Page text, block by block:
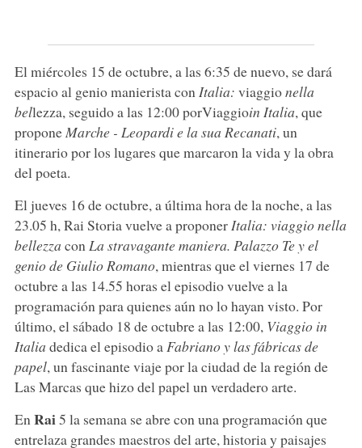
El miércoles 15 de octubre, a las 6:35 de nuevo, se dará
espacio al genio manierista con Italia: viaggionella
bellezza, seguido a las 12:00 porViaggioin Italia, que
propone Marche - Leopardi e la sua Recanati, un
itinerario por los lugares que marcaron la vida y la obra
del poeta.
El jueves 16 de octubre, a última hora de la noche, a las
23.05 h, Rai Storia vuelve a proponer Italia: viaggio nella
bellezza con La stravagante maniera. Palazzo Te y el
genio de Giulio Romano, mientras que el viernes 17 de
octubre a las 14.55 horas el episodio vuelve a la
programación para quienes aún no lo hayan visto. Por
último, el sábado 18 de octubre a las 12:00, Viaggio in
Italia dedica el episodio a Fabriano y las fábricas de
papel, un fascinante viaje por la ciudad de la región de
Las Marcas que hizo del papel un verdadero arte.
En Rai5 la semana se abre con una programación que
entrelaza grandes maestros del arte, historia y paisajes